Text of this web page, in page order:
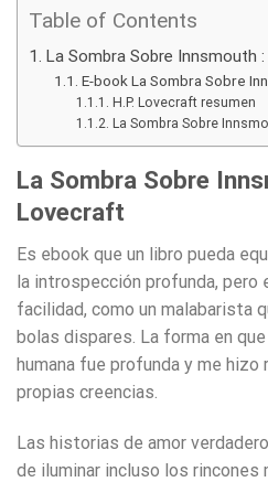
Table of Contents
La Sombra Sobre Innsmouth
E-book La Sombra Sobre
H.P. Lovecraft resumen
La Sombra Sobre
La Sombra Sobre
Lovecraft
Es ebook que un libro pueda
la introspección profunda, pero
facilidad, como un malabarista
bolas dispares. La forma en
humana fue profunda y me
propias creencias.
Las historias de amor
de iluminar incluso los rincones